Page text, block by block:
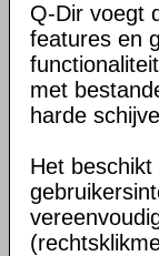
Q-Dir voegt
features en
met
harde
Het